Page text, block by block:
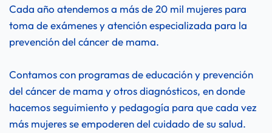
Cada año atendemos a más de 20 mil mujeres para
toma de exámenes y atención especializada para la
prevención del cáncer de mama.
Contamos con programas de educación y prevención
del cáncer de mama y otros diagnósticos, en donde
hacemos seguimiento y pedagogía para que cada vez
más mujeres se empoderen del cuidado de su salud.